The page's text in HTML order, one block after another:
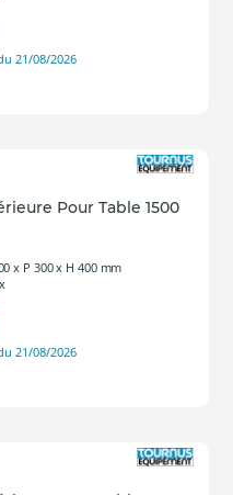
21/08/2026
Pour Table 1500
x P 300 x H 400 mm
21/08/2026